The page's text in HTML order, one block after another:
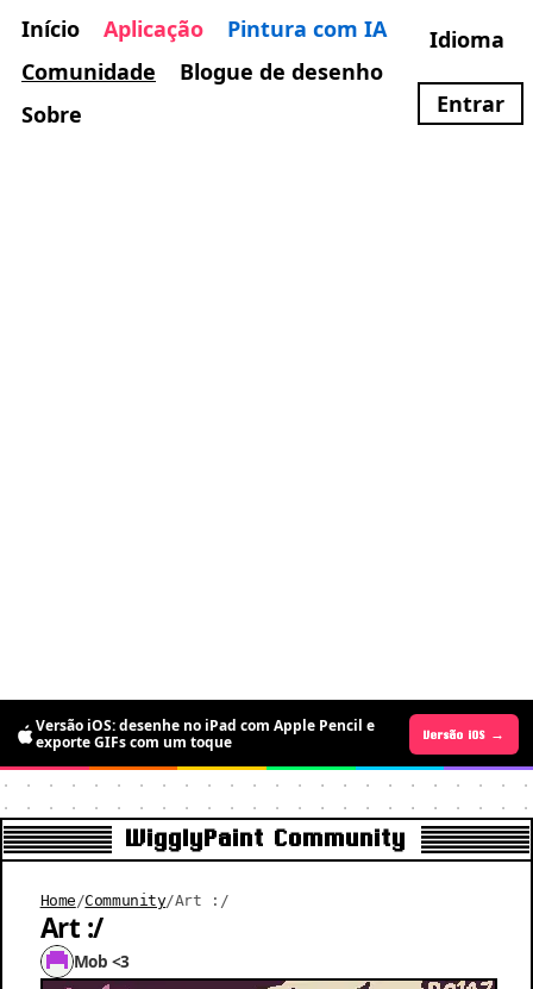
Início Aplicação
Pintura com IA
Comunidade
Blogue de desenho
Sobre
Idioma
Entrar
Versão Android →
Versão iOS: desenhe no iPad com Apple Pencil e
exporte GIFs com um toque
Versão iOS →
WigglyPaint Community
Home /Community/Art :/
Art :/
Mob <3